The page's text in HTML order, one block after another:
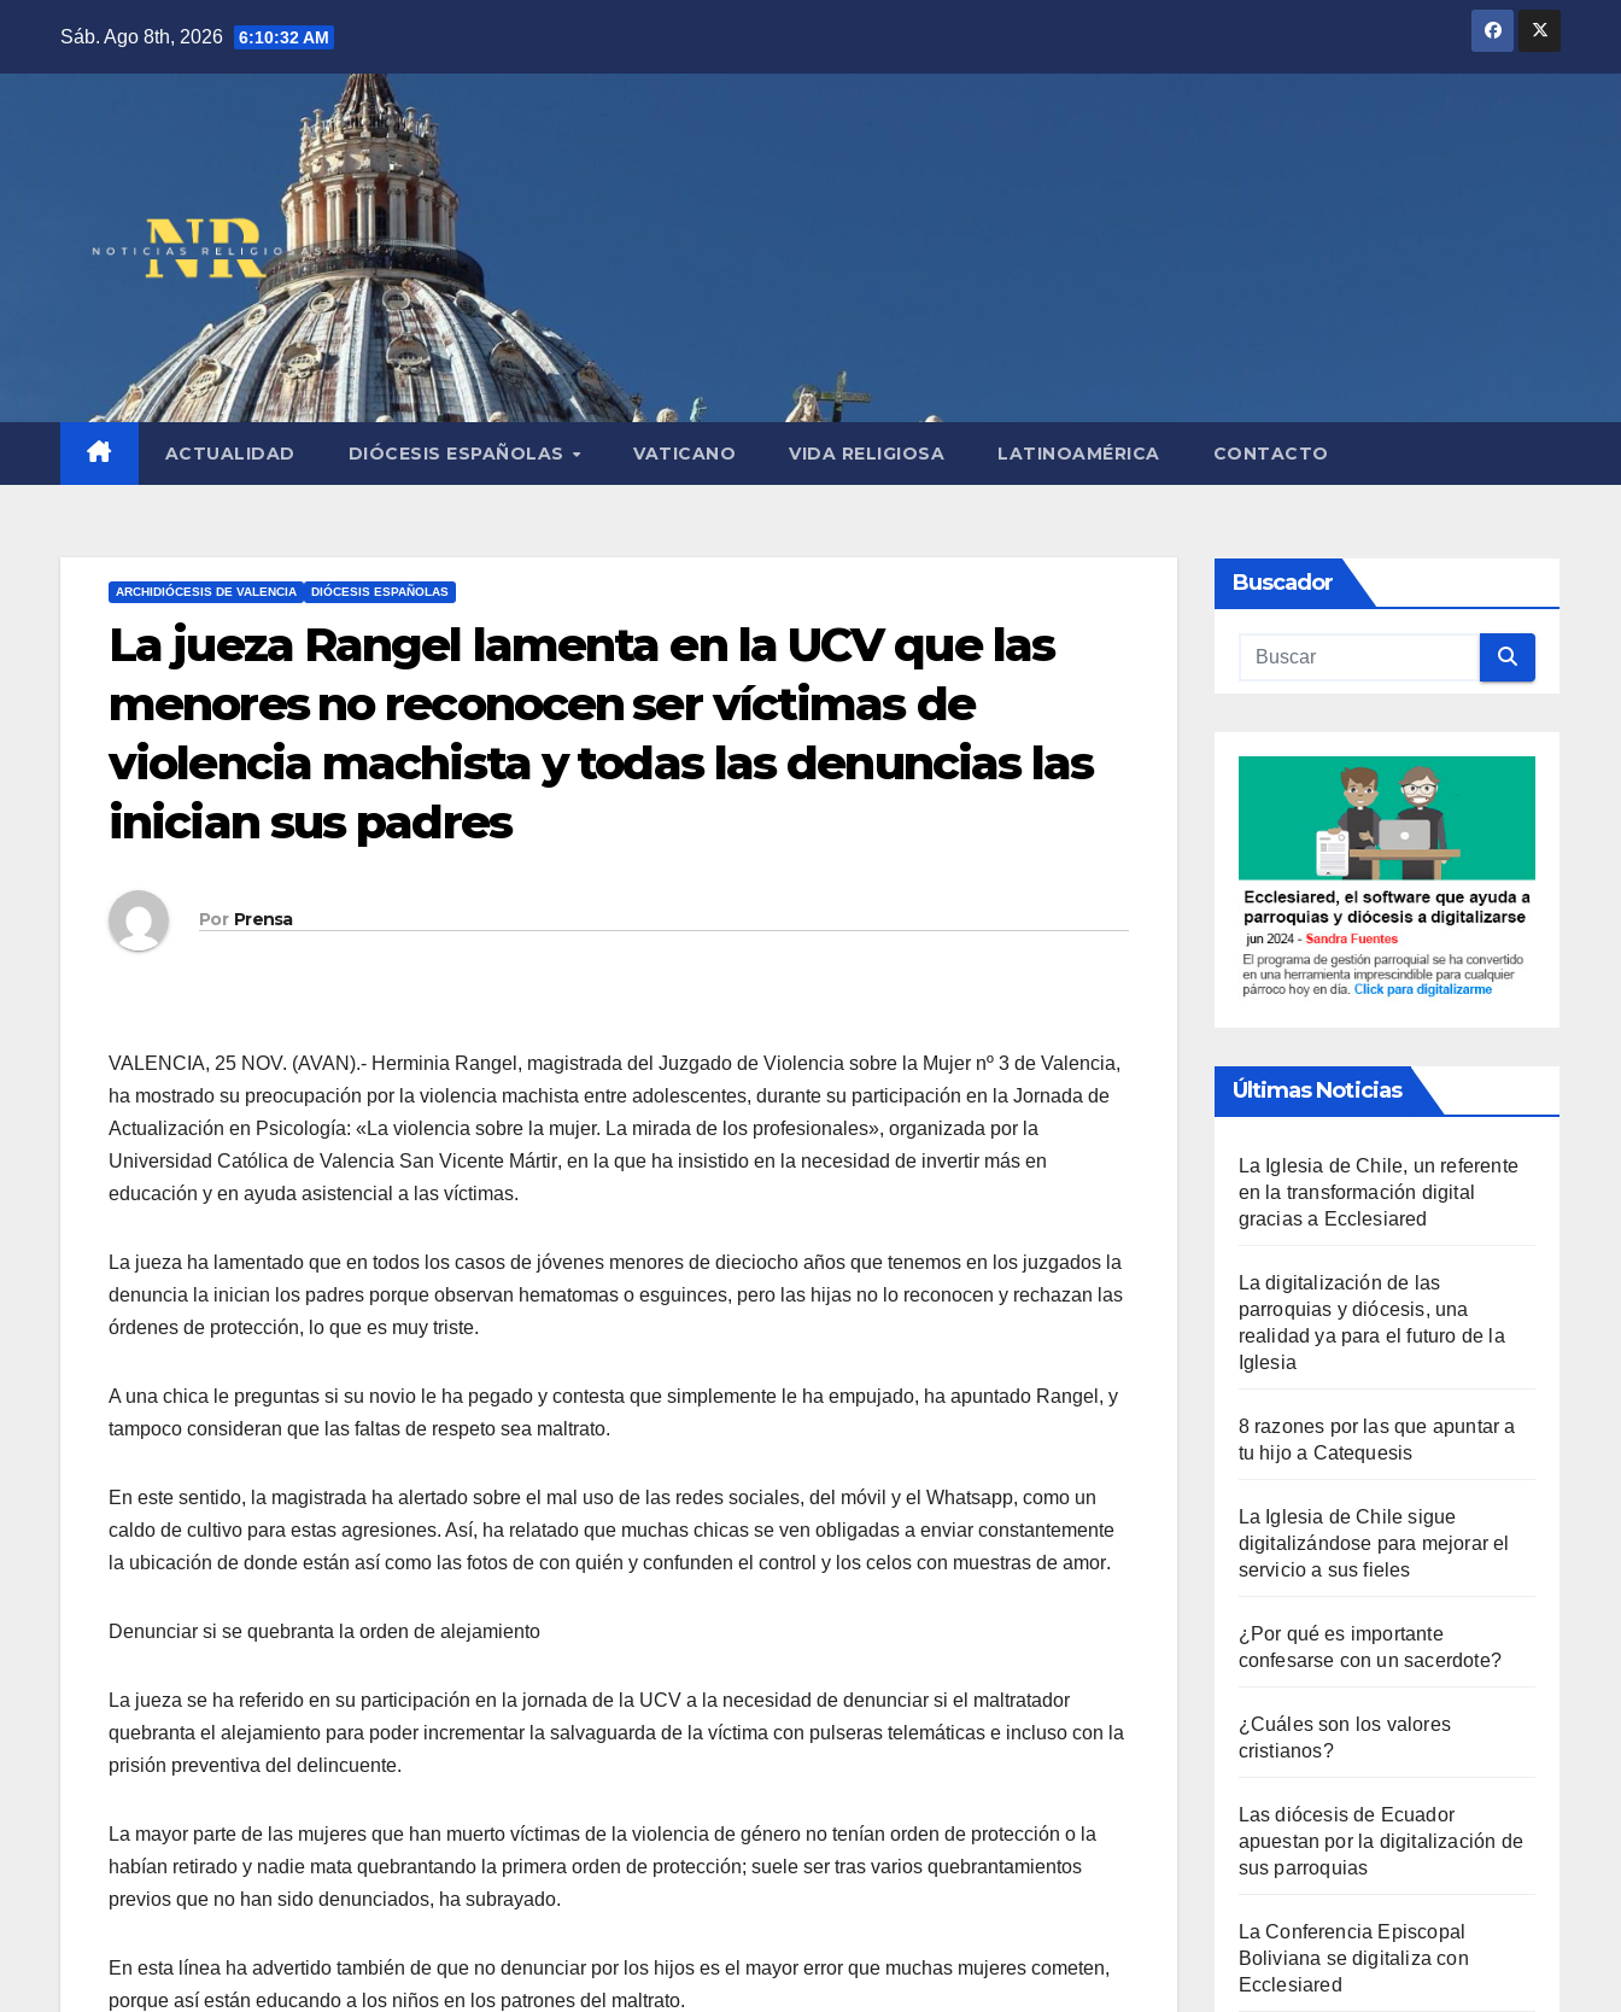
Sáb. Ago 8th, 2026 6:10:33 AM
ACTUALIDAD DIÓCESIS ESPAÑOLAS VATICANO VIDA RELIGIOSA LATINOAMÉRICA CONTACTO
ARCHIDIÓCESIS DE VALENCIA DIÓCESIS ESPAÑOLAS
La jueza Rangel lamenta en la UCV que las
menores no reconocen ser víctimas de
violencia machista y todas las denuncias las
inician sus padres
Por Prensa
VALENCIA, 25 NOV. (AVAN).- Herminia Rangel, magistrada del Juzgado de Violencia sobre la Mujer nº 3 de Valencia,
ha mostrado su preocupación por la violencia machista entre adolescentes, durante su participación en la Jornada de
Actualización en Psicología: «La violencia sobre la mujer. La mirada de los profesionales», organizada por la
Universidad Católica de Valencia San Vicente Mártir, en la que ha insistido en la necesidad de invertir más en
educación y en ayuda asistencial a las víctimas.
La jueza ha lamentado que en todos los casos de jóvenes menores de dieciocho años que tenemos en los juzgados la
denuncia la inician los padres porque observan hematomas o esguinces, pero las hijas no lo reconocen y rechazan las
órdenes de protección, lo que es muy triste.
A una chica le preguntas si su novio le ha pegado y contesta que simplemente le ha empujado, ha apuntado Rangel, y
tampoco consideran que las faltas de respeto sea maltrato.
En este sentido, la magistrada ha alertado sobre el mal uso de las redes sociales, del móvil y el Whatsapp, como un
caldo de cultivo para estas agresiones. Así, ha relatado que muchas chicas se ven obligadas a enviar constantemente
la ubicación de donde están así como las fotos de con quién y confunden el control y los celos con muestras de amor.
Denunciar si se quebranta la orden de alejamiento
La jueza se ha referido en su participación en la jornada de la UCV a la necesidad de denunciar si el maltratador
quebranta el alejamiento para poder incrementar la salvaguarda de la víctima con pulseras telemáticas e incluso con la
prisión preventiva del delincuente.
La mayor parte de las mujeres que han muerto víctimas de la violencia de género no tenían orden de protección o la
habían retirado y nadie mata quebrantando la primera orden de protección; suele ser tras varios quebrantamientos
previos que no han sido denunciados, ha subrayado.
En esta línea ha advertido también de que no denunciar por los hijos es el mayor error que muchas mujeres cometen,
porque así están educando a los niños en los patrones del maltrato.
Buscador
Últimas Noticias
La Iglesia de Chile, un referente
en la transformación digital
gracias a Ecclesiared
La digitalización de las
parroquias y diócesis, una
realidad ya para el futuro de la
Iglesia
8 razones por las que apuntar a
tu hijo a Catequesis
La Iglesia de Chile sigue
digitalizándose para mejorar el
servicio a sus fieles
¿Por qué es importante
confesarse con un sacerdote?
¿Cuáles son los valores
cristianos?
Las diócesis de Ecuador
apuestan por la digitalización de
sus parroquias
La Conferencia Episcopal
Boliviana se digitaliza con
Ecclesiared